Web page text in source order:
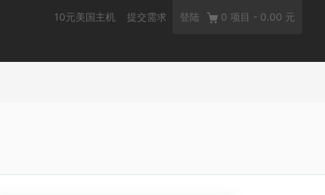
10元美国主机 提交需求 登陆 0 项目 - 0.00 元